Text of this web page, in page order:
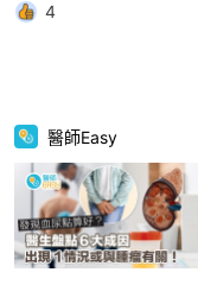
4
醫師Easy